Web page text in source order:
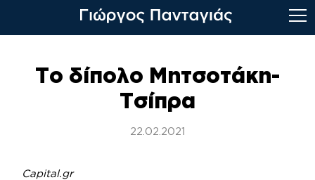
contentΤο δίπολο Μητσοτάκη-
Τσίπρα
22.02.2021
Capital.gr